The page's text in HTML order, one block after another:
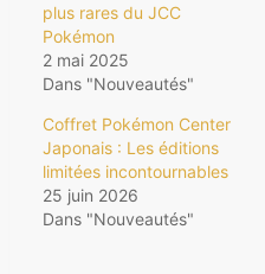
plus rares du JCC
Pokémon
2 mai 2025
Dans "Nouveautés"
Coffret Pokémon Center
Japonais : Les éditions
limitées incontournables
25 juin 2026
Dans "Nouveautés"